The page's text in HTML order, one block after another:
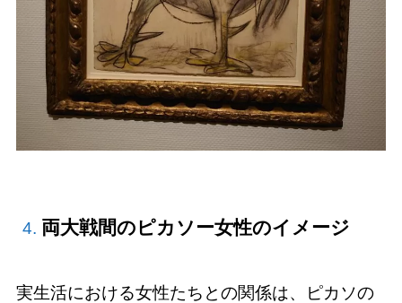
両大戦間のピカソー女性のイメージ
実生活における女性たちとの関係は、ピカソの